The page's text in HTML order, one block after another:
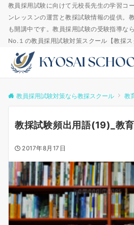
教員採用試験に向けて元校長先生の学習コ
ンレッスンの運営と教採試験情報の提供。
も開講中です。教員採用試験の受験指導な
No.１の教員採用試験対策スクール【教採ス
教員採用試験対策なら教採スクール 教
教採試験頻出用語(19)_教
2017年8月17日